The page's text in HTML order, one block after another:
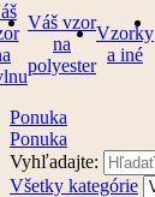
Váš vzor
na
polyester
Vzorky
a iné
Ponuka
Ponuka
Vyhľadajte:
Všetky kategórie